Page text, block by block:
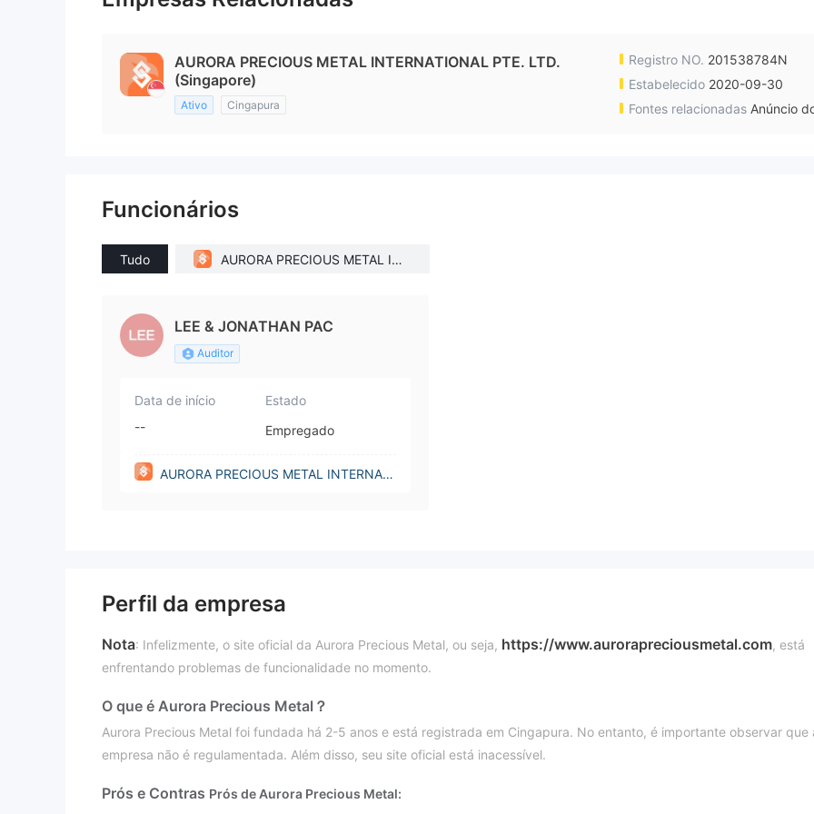
AURORA PRECIOUS METAL INTERNATIONAL PTE. LTD.
(Singapore)
Ativo Cingapura
Registro NO. 201538784N
Estabelecido 2020-09-30
Fontes relacionadas Anúncio
Funcionários
Tudo
AURORA PRECIOUS METAL INT
LEE & JONATHAN PAC
Auditor
Data de início
--
Estado
Empregado
AURORA PRECIOUS METAL INTERNATI
Perfil da empresa
Nota: Infelizmente, o site oficial da Aurora Precious Metal, ou seja, https://www.aurorapreciousmetal.com, está
enfrentando problemas de funcionalidade no momento.
O que é Aurora Precious Metal？
Aurora Precious Metal foi fundada há 2-5 anos e está registrada em Cingapura. No entanto, é importante observar que
empresa não é regulamentada. Além disso, seu site oficial está inacessível.
Prós e Contras Prós de Aurora Precious Metal: